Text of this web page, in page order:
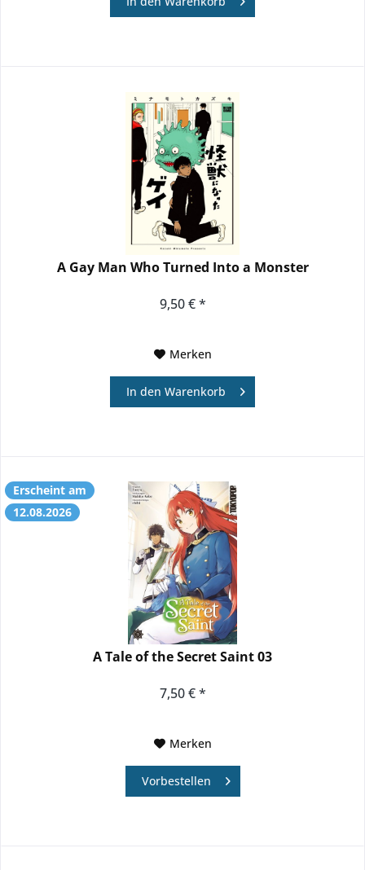
A Gay Man Who Turned Into a Monster
9,50 € *
Merken
In den Warenkorb
Erscheint am
12.08.2026
A Tale of the Secret Saint 03
7,50 € *
Merken
Vorbestellen